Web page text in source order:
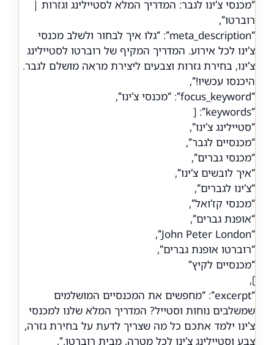
“מכנסי צ’ינו לגבר: המדריך המלא לסטיילינג וגזרות |
רוברטו”,
“meta_description”: “גלו איך לבחור ולשלב מכנסי
צ’ינו לכל אירוע. המדריך המקיף של רוברטו לסטיילינג
צ’ינו, בחירת גזרות וצבעים ליצירת מראה מושלם לגבר.
היכנסו עכשיו!”,
“focus_keyword”: “מכנסי צ’ינו”,
“keywords”: [
“סטיילינג צ’ינו”,
“מכנסיים לגבר”,
“מכנסי גברים”,
“איך לובשים צ’ינו”,
“צ’ינו לגברים”,
“מכנסי קז’ואל”,
“אופנת גברים”,
“John Peter London”,
“רוברטו אופנת גברים”,
“מכנסיים לקיץ”
],
“excerpt”: “מחפשים את המכנסיים המושלמים
שמשלבים נוחות וסטייל? המדריך המלא שלנו למכנסי
צ’ינו ילמד אתכם כל מה שצריך לדעת על בחירת גזרה,
צבע וסטיילינג צ’ינו לכל מטרה, מבית רוברטו.”,